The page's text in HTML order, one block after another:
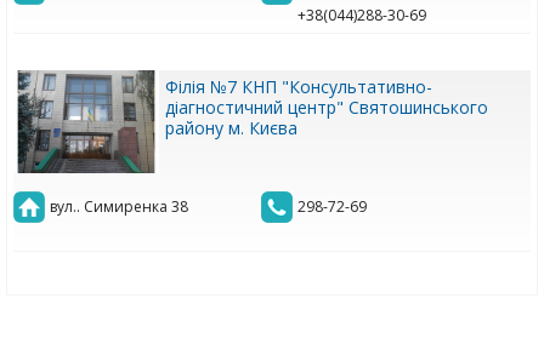
+38(044)288-30-69
Філія №7 КНП "Консультативно-
діагностичний центр" Святошинського
району м. Києва
вул.. Симиренка 38 298-72-69